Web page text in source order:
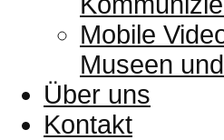
Mobile
Museen
Über uns
Kontakt